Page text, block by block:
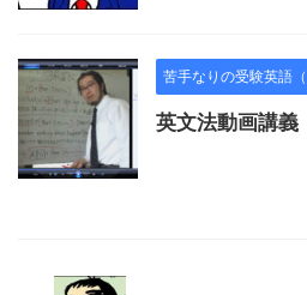
苦手なりの受験英語（
英文法動画講